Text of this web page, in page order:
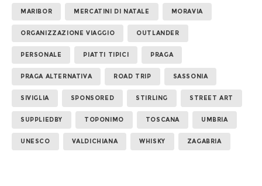
MARIBOR MERCATINI DI NATALE MORAVIA
ORGANIZZAZIONE VIAGGIO OUTLANDER
PERSONALE PIATTI TIPICI PRAGA
PRAGA ALTERNATIVA ROAD TRIP SASSONIA
SIVIGLIA SPONSORED STIRLING STREET ART
SUPPLIEDBY TOPONIMO TOSCANA UMBRIA
UNESCO VALDICHIANA WHISKY ZAGABRIA